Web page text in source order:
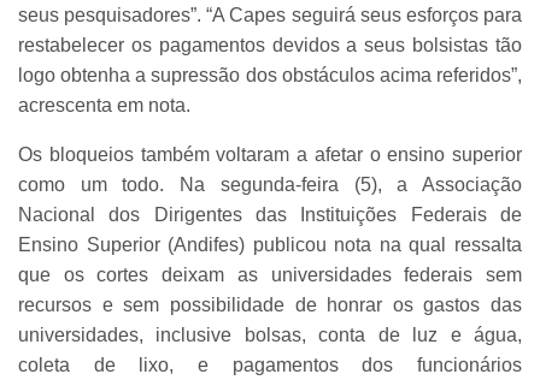
seus pesquisadores”. “A Capes seguirá seus esforços para
restabelecer os pagamentos devidos a seus bolsistas tão
logo obtenha a supressão dos obstáculos acima referidos”,
acrescenta em nota.
Os bloqueios também voltaram a afetar o ensino superior
como um todo. Na segunda-feira (5), a Associação
Nacional dos Dirigentes das Instituições Federais de
Ensino Superior (Andifes) publicou nota na qual ressalta
que os cortes deixam as universidades federais sem
recursos e sem possibilidade de honrar os gastos das
universidades, inclusive bolsas, conta de luz e água,
coleta de lixo, e pagamentos dos funcionários